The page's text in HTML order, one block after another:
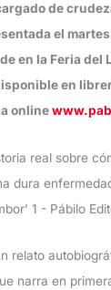
de
el
en la Feria del
en
online
relato
narra en